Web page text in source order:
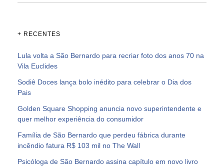
+ RECENTES
Lula volta a São Bernardo para recriar foto dos anos 70 na
Vila Euclides
Sodiê Doces lança bolo inédito para celebrar o Dia dos
Pais
Golden Square Shopping anuncia novo superintendente e
quer melhor experiência do consumidor
Família de São Bernardo que perdeu fábrica durante
incêndio fatura R$ 103 mil no The Wall
Psicóloga de São Bernardo assina capítulo em novo livro